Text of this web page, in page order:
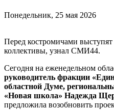
Понедельник, 25 мая 2026
Перед костромичами
коллективы, узнал СМИ44.
Сегодня на еженедельном
руководитель фракции
областной Думе,
«Новая школа» Надежда
предложила возобновить